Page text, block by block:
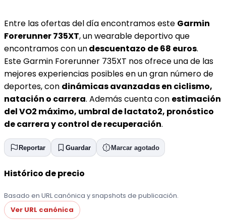
Entre las ofertas del día encontramos este Garmin
Forerunner 735XT, un wearable deportivo que
encontramos con undescuentazo de 68 euros.
Este Garmin Forerunner 735XT nos ofrece una de las
mejores experiencias posibles en un gran número de
deportes, con dinámicas avanzadas en ciclismo,
natación o carrera. Además cuenta con estimación
del VO2 máximo, umbral de lactato2, pronóstico
de carrera y control de recuperación.
Reportar Guardar Marcar agotado
Histórico de precio
Basado en URL canónica y snapshots de publicación.
Ver URL canónica